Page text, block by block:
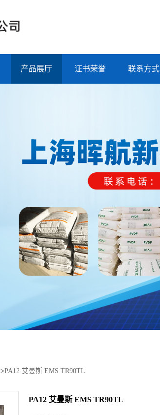
产品展厅 证书荣誉 联系方式
>PA12 艾曼斯 EMS TR90TL
PA12 艾曼斯 EMS TR90TL